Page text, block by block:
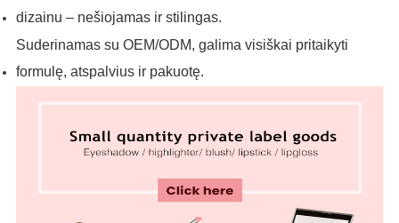
dizainu – nešiojamas ir stilingas.
Suderinamas su OEM/ODM, galima visiškai pritaikyti
formulę, atspalvius ir pakuotę.